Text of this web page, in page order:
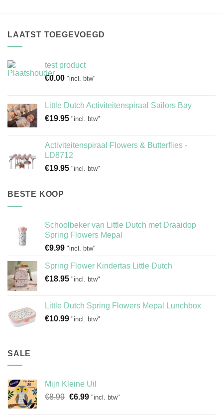
LAATST TOEGEVOEGD
test product
€0.00 "incl. btw"
Little Dutch Activiteitenspiraal Sailors Bay
€19.95 "incl. btw"
Activiteitenspiraal Flowers & Butterflies -
LD8712
€19.95 "incl. btw"
BESTE KOOP
Schoolbeker van Little Dutch met Draaidop
Spring Flowers Mepal
€9.99 "incl. btw"
Spring Flower Kindertas Little Dutch
€18.95 "incl. btw"
Little Dutch Spring Flowers Mepal Lunchbox
€10.99 "incl. btw"
SALE
Mijn Kleine Uil
€8.99 Oorspronkelijke
€6.99Huidige
"incl. btw"